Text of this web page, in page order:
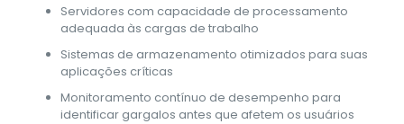
Servidores com capacidade de processamento
adequada às cargas de trabalho
Sistemas de armazenamento otimizados para suas
aplicações críticas
Monitoramento contínuo de desempenho para
identificar gargalos antes que afetem os usuários